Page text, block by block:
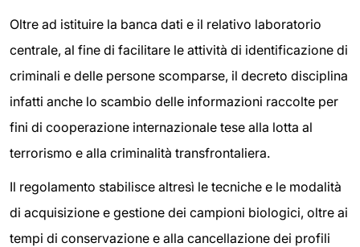
Oltre ad istituire la banca dati e il relativo laboratorio
centrale, al fine di facilitare le attività di identificazione di
criminali e delle persone scomparse, il decreto disciplina
infatti anche lo scambio delle informazioni raccolte per
fini di cooperazione internazionale tese alla lotta al
terrorismo e alla criminalità transfrontaliera.
Il regolamento stabilisce altresì le tecniche e le modalità
di acquisizione e gestione dei campioni biologici, oltre ai
tempi di conservazione e alla cancellazione dei profili